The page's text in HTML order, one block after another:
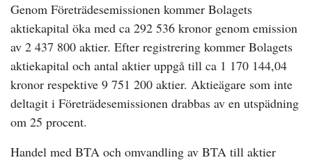
Genom Företrädesemissionen kommer Bolagets
aktiekapital öka med ca 292 536 kronor genom emission
av 2 437 800 aktier. Efter registrering kommer Bolagets
aktiekapital och antal aktier uppgå till ca 1 170 144,04
kronor respektive 9 751 200 aktier. Aktieägare som inte
deltagit i Företrädesemissionen drabbas av en utspädning
om 25 procent.
Handel med BTA och omvandling av BTA till aktier